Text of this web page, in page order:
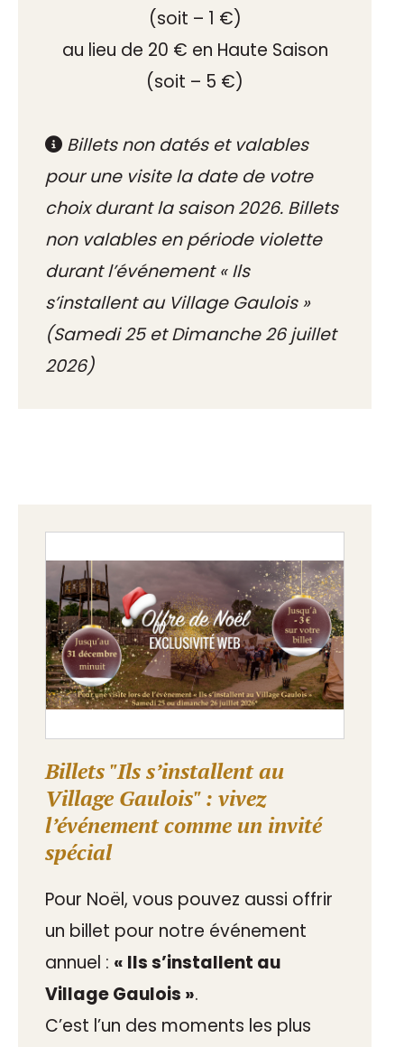
(soit – 1 €)
au lieu de 20 € en Haute Saison
(soit – 5 €)
Billets non datés et valables
pour une visite la date de votre
choix durant la saison 2026. Billets
non valables en période violette
durant l’événement « Ils
s’installent au Village Gaulois »
(Samedi 25 et Dimanche 26 juillet
2026)
Billets "Ils s’installent au
Village Gaulois" : vivez
l’événement comme un invité
spécial
Pour Noël, vous pouvez aussi offrir
un billet pour notre événement
annuel : « Ils s’installent au
Village Gaulois ».
C’est l’un des moments les plus